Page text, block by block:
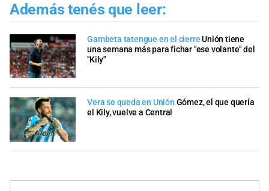
Además tenés que leer:
Gambeta tatengue en el cierreUnión tiene
una semana más para fichar "ese volante" del
"Kily"
Vera se queda en Unión Gómez, el que quería
el Kily, vuelve a Central